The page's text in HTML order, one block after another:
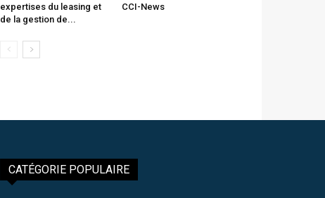
expertises du leasing et
de la gestion de...
CCI-News
CATÉGORIE POPULAIRE